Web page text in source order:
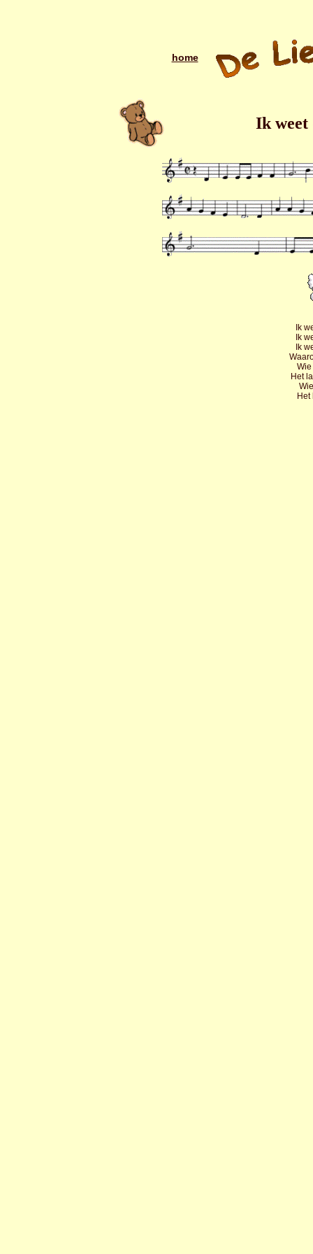
home
Ik weet
Ik
Ik
Ik
Het
Het